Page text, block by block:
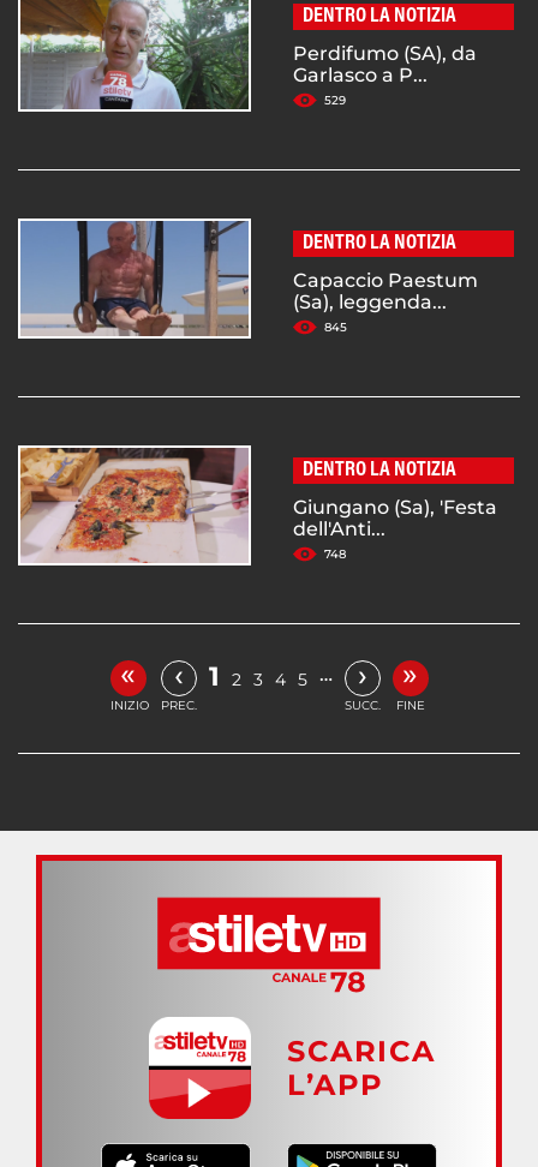
DENTRO LA NOTIZIA
Perdifumo (SA), da
Garlasco a P...
529
DENTRO LA NOTIZIA
Capaccio Paestum
(Sa), leggenda...
845
DENTRO LA NOTIZIA
Giungano (Sa), 'Festa
dell'Anti...
748
«
INIZIO
‹
PREC.
1 2 3 4 5 … ›
SUCC.
»
FINE
SCARICA
L’APP